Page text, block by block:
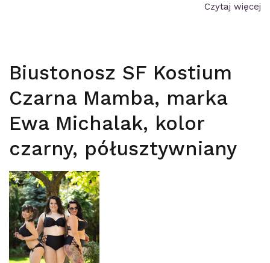
Czytaj więcej
Biustonosz SF Kostium
Czarna Mamba, marka
Ewa Michalak, kolor
czarny, półusztywniany